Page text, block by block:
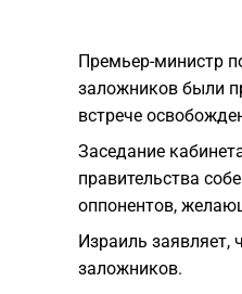
Премьер-министр
заложников были
встрече
Заседание
правительства
оппонентов,
Израиль заявляет,
заложников.